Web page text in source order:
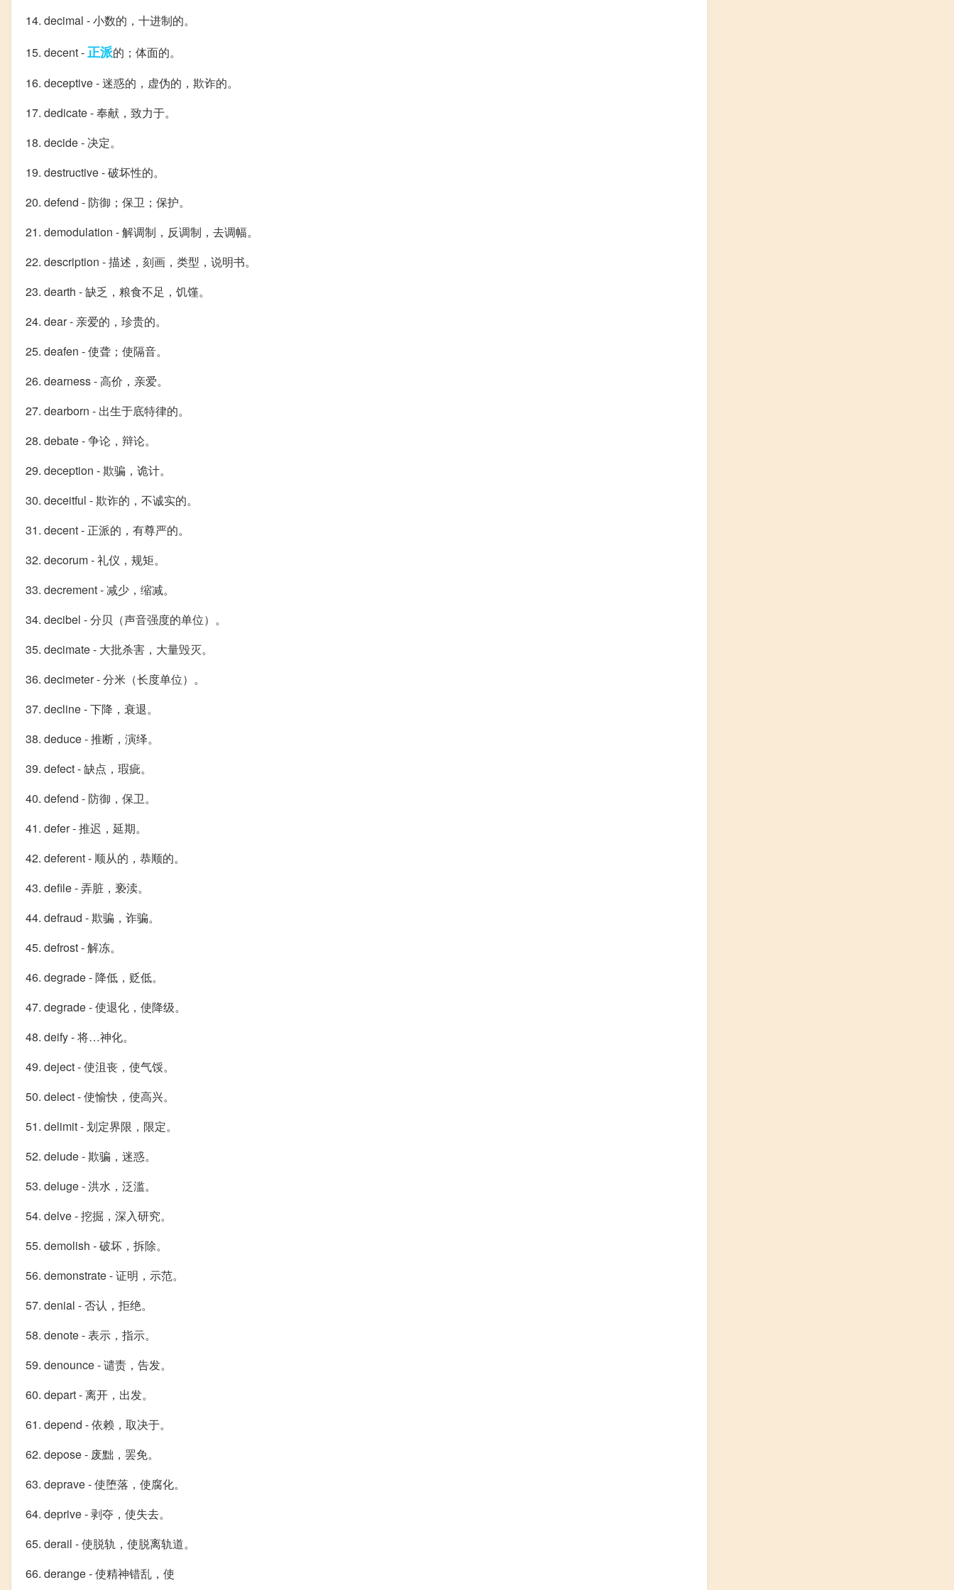
14. decimal - 小数的，十进制的。
15. decent -正派的；体面的。
16. deceptive - 迷惑的，虚伪的，欺诈的。
17. dedicate - 奉献，致力于。
18. decide - 决定。
19. destructive - 破坏性的。
20. defend - 防御；保卫；保护。
21. demodulation - 解调制，反调制，去调幅。
22. description - 描述，刻画，类型，说明书。
23. dearth - 缺乏，粮食不足，饥馑。
24. dear - 亲爱的，珍贵的。
25. deafen - 使聋；使隔音。
26. dearness - 高价，亲爱。
27. dearborn - 出生于底特律的。
28. debate - 争论，辩论。
29. deception - 欺骗，诡计。
30. deceitful - 欺诈的，不诚实的。
31. decent - 正派的，有尊严的。
32. decorum - 礼仪，规矩。
33. decrement - 减少，缩减。
34. decibel - 分贝（声音强度的单位）。
35. decimate - 大批杀害，大量毁灭。
36. decimeter - 分米（长度单位）。
37. decline - 下降，衰退。
38. deduce - 推断，演绎。
39. defect - 缺点，瑕疵。
40. defend - 防御，保卫。
41. defer - 推迟，延期。
42. deferent - 顺从的，恭顺的。
43. defile - 弄脏，亵渎。
44. defraud - 欺骗，诈骗。
45. defrost - 解冻。
46. degrade - 降低，贬低。
47. degrade - 使退化，使降级。
48. deify - 将…神化。
49. deject - 使沮丧，使气馁。
50. delect - 使愉快，使高兴。
51. delimit - 划定界限，限定。
52. delude - 欺骗，迷惑。
53. deluge - 洪水，泛滥。
54. delve - 挖掘，深入研究。
55. demolish - 破坏，拆除。
56. demonstrate - 证明，示范。
57. denial - 否认，拒绝。
58. denote - 表示，指示。
59. denounce - 谴责，告发。
60. depart - 离开，出发。
61. depend - 依赖，取决于。
62. depose - 废黜，罢免。
63. deprave - 使堕落，使腐化。
64. deprive - 剥夺，使失去。
65. derail - 使脱轨，使脱离轨道。
66. derange - 使精神错乱，使